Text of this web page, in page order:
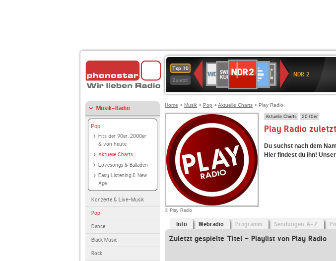
Top 10
Zuletzt
Deutschlandfunk
80er
90er
OLDIE
ANTENNE
SWR3
WDR
4
BR-
KLASSIK
Deutschlandfunk
Kultur
ANTENNE
BAYERN
2
Kultur
2
NDR 2
Musik-Radio
Pop
Hits der 90er, 2000er
& von heute
Aktuelle Charts
Lovesongs & Balladen
Easy Listening & New
Age
Konzerte & Live-Musik
Pop
Dance
Black Music
Rock
Home > Musik > Pop >Aktuelle Charts > Play Radio
© Play Radio
Aktuelle Charts 2010er
Play Radio
Du suchst nach dem
Hier findest du ihn!
Info Webradio Programm Sendungen A-Z
Zuletzt gespielte Titel - Playlist von Play Radio